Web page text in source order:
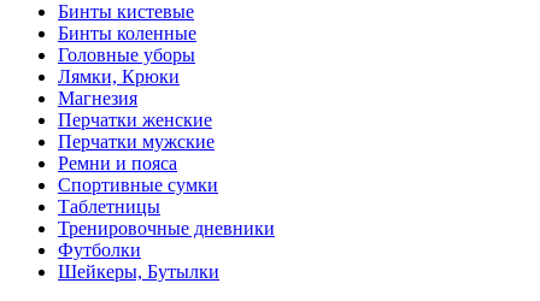
Бинты кистевые
Бинты коленные
Головные уборы
Лямки, Крюки
Магнезия
Перчатки женские
Перчатки мужские
Ремни и пояса
Спортивные сумки
Таблетницы
Тренировочные дневники
Футболки
Шейкеры, Бутылки